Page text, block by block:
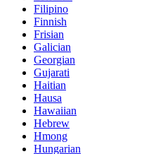
Filipino
Finnish
Frisian
Galician
Georgian
Gujarati
Haitian
Hausa
Hawaiian
Hebrew
Hmong
Hungarian